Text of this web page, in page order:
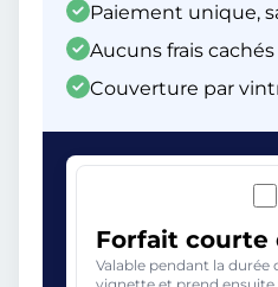
Paiement unique,
Aucuns frais cachés
Couverture par
Forfait courte
Valable pendant la durée